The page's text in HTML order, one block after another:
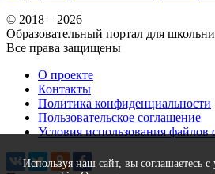
Используя наш сайт, вы соглашаетесь
© 2018 – 2026
Образовательный портал для
Все права защищены
О проекте
Контакты
Политика конфиденциальности
Пользовательское соглашение
Условия использования файлов